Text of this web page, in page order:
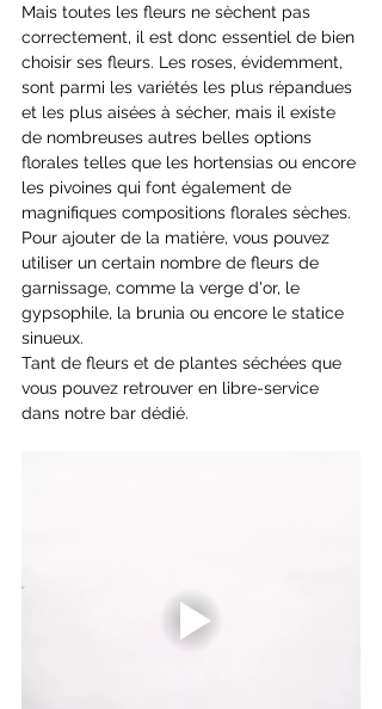
Mais toutes les fleurs ne sèchent pas
correctement, il est donc essentiel de bien
choisir ses fleurs. Les roses, évidemment,
sont parmi les variétés les plus répandues
et les plus aisées à sécher, mais il existe
de nombreuses autres belles options
florales telles que les hortensias ou encore
les pivoines qui font également de
magnifiques compositions florales sèches.
Pour ajouter de la matière, vous pouvez
utiliser un certain nombre de fleurs de
garnissage, comme la verge d'or, le
gypsophile, la brunia ou encore le statice
sinueux.
Tant de fleurs et de plantes séchées que
vous pouvez retrouver en libre-service
dans notre bar dédié.